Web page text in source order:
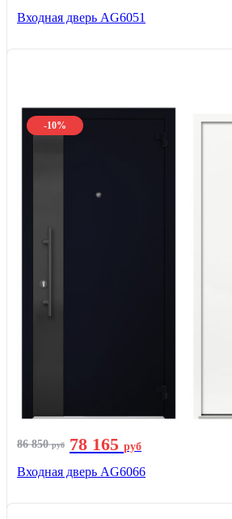
Входная дверь AG6051
-10%
86 850руб 78 165 руб
Входная дверь AG6066